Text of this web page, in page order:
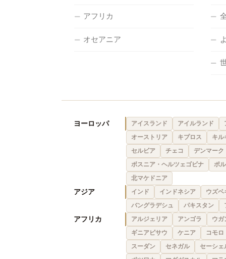
アフリカ
オセアニア
ヨーロッパ アイスランド アイルランド
オーストリア
キプロス
キル
セルビア
チェコ
デンマーク
ボスニア・ヘルツェゴビナ
ポ
北マケドニア
アジア インド インドネシア
ウズベ
バングラデシュ
パキスタン
アフリカ アルジェリア アンゴラ
ウガ
ギニアビサウ
ケニア
コモロ
スーダン
セネガル
セーシェ